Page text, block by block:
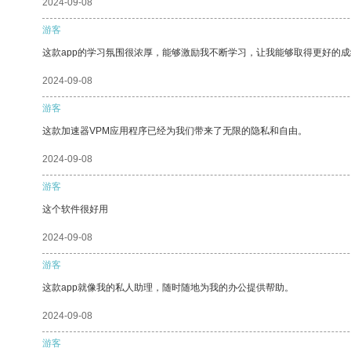
2024-09-08
游客
这款app的学习氛围很浓厚，能够激励我不断学习，让我能够取得更好的
2024-09-08
游客
这款加速器VPM应用程序已经为我们带来了无限的隐私和自由。
2024-09-08
游客
这个软件很好用
2024-09-08
游客
这款app就像我的私人助理，随时随地为我的办公提供帮助。
2024-09-08
游客